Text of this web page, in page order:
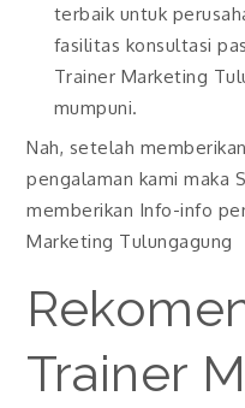
terbaik untuk
fasilitas konsultasi
Trainer Marketing
mumpuni.
Nah, setelah
pengalaman kami maka
memberikan Info-info
Marketing Tulungagung
Trainer